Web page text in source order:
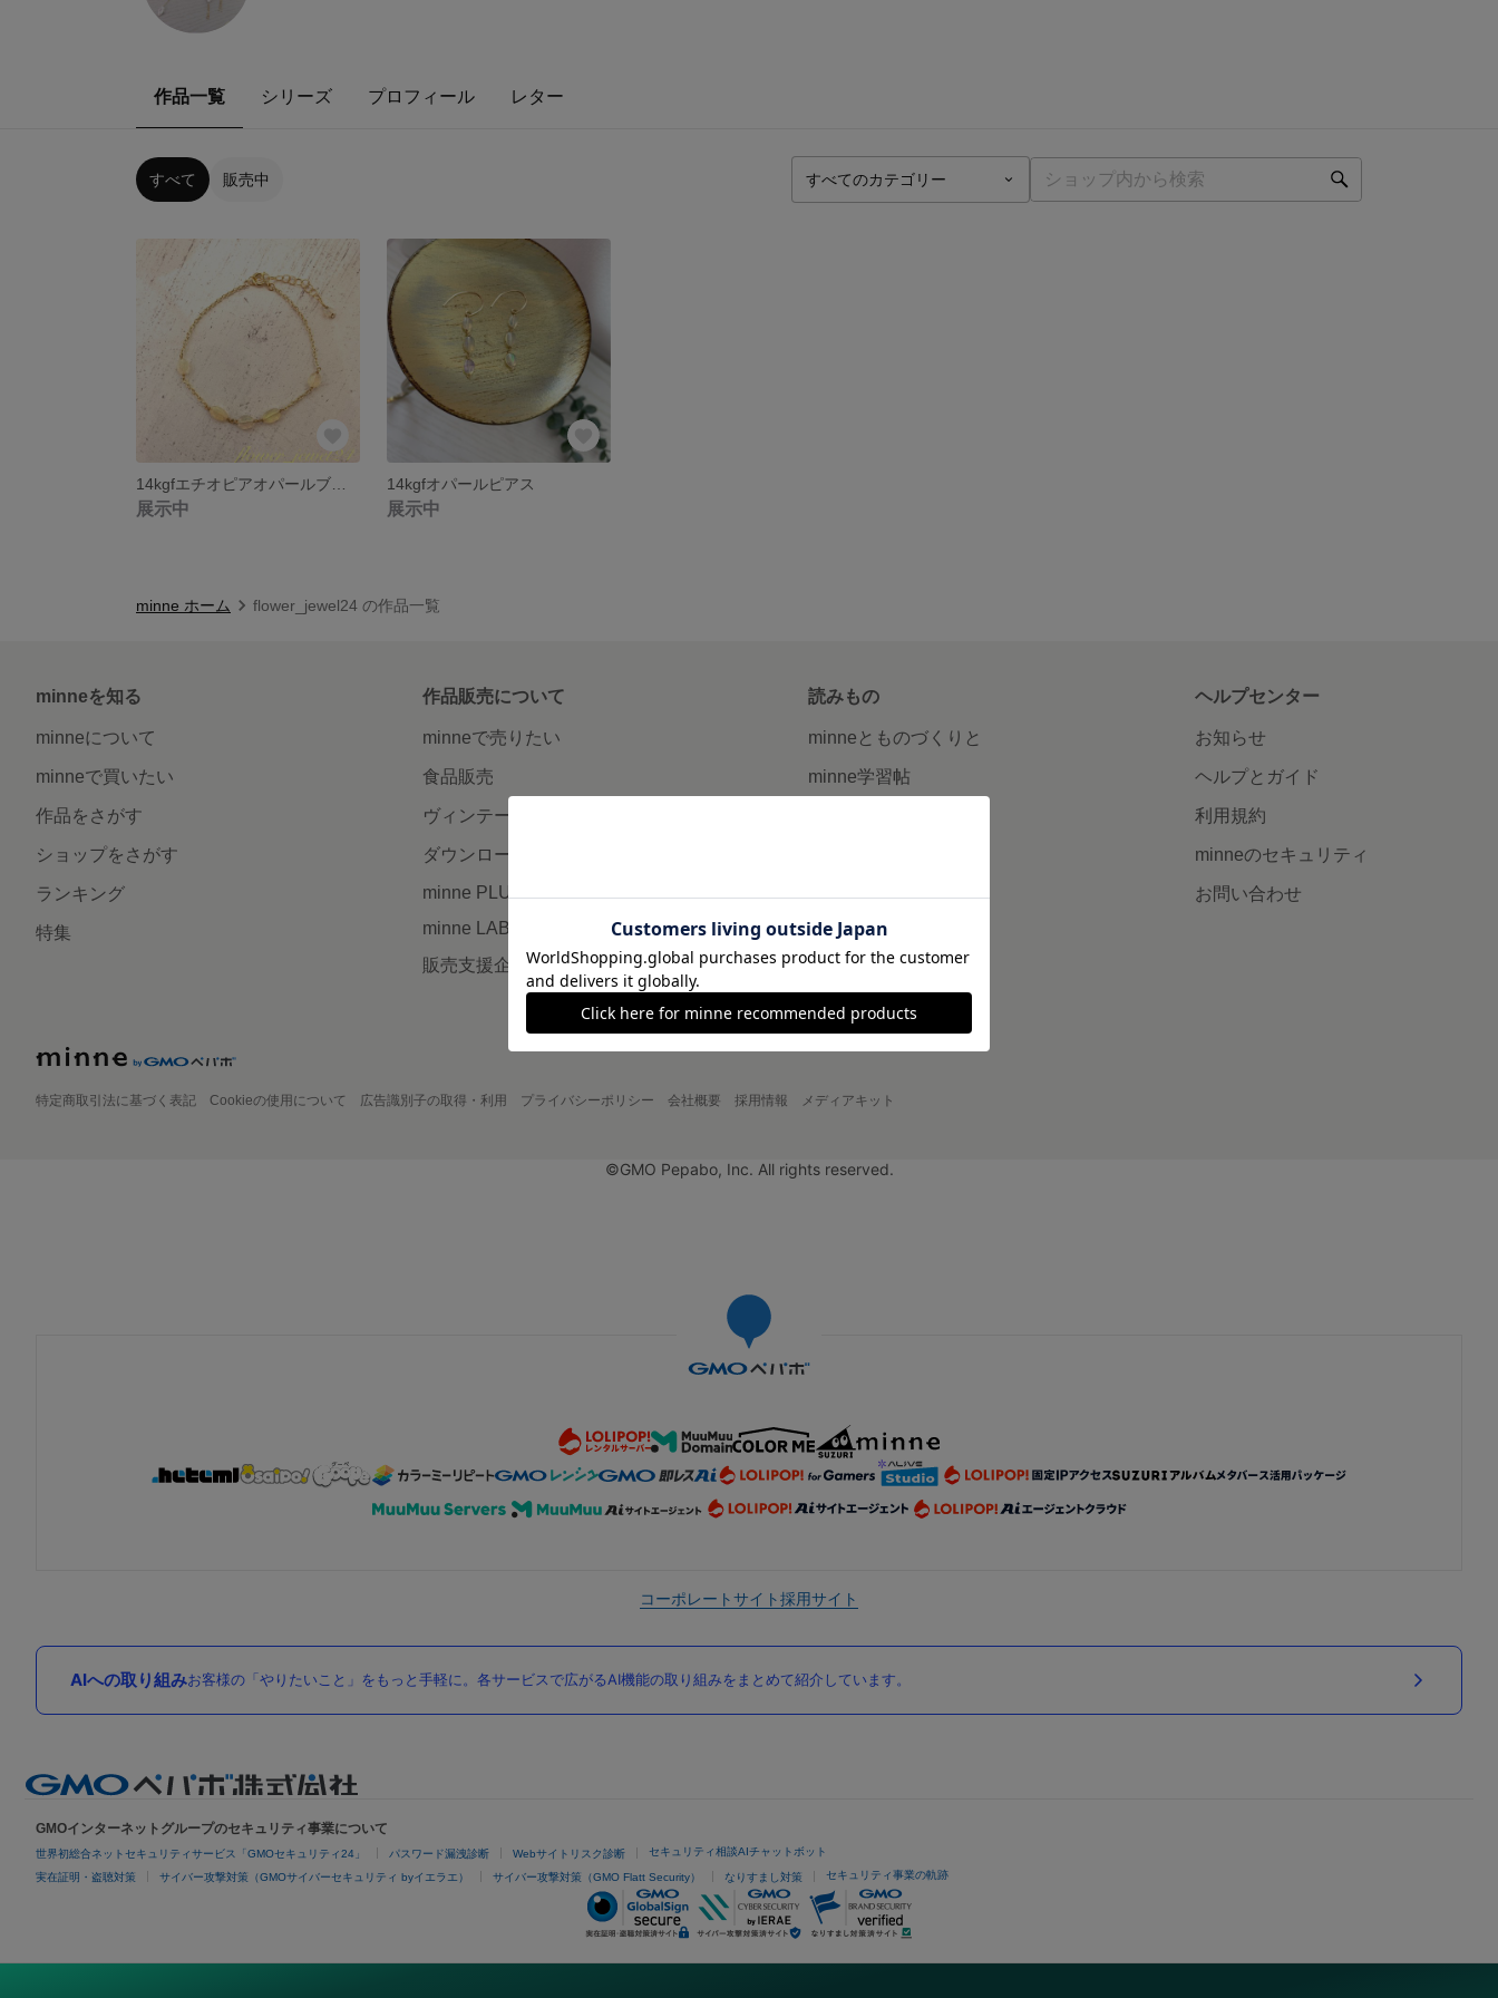
作品一覧 シリーズ プロフィール レター
すべて 販売中
展示中
14kgfオパールピアス
展示中
minne ホーム flower_jewel24 の作品一覧
minneを知る
minneについて
minneで買いたい
作品をさがす
ショップをさがす
ランキング
特集
作品販売について
minneで売りたい
食品販売
ヴィンテージ販売
ダウンロード販売
minne PLUS
minne LAB
販売支援企画・イベント
読みもの
minneとものづくりと
minne学習帖
広告出稿について
大口注文について
ヘルプセンター
お知らせ
ヘルプとガイド
利用規約
minneのセキュリティ
お問い合わせ
特定商取引法に基づく表記 Cookieの使用について 広告識別子の取得・利用 プライバシーポリシー 会社概要 採用情報 メディアキット
©GMO Pepabo, Inc. All rights reserved.
コーポレートサイト採用サイト
AIへの取り組みお客様の「やりたいこと」をもっと手軽に。各サービスで広がるAI機能の取り組みをまとめて紹介しています。
GMOインターネットグループのセキュリティ事業について
世界初総合ネットセキュリティサービス「GMOセキュリティ24」 パスワード漏洩診断 Webサイトリスク診断 セキュリティ相談AIチャットボット
実在証明・盗聴対策 サイバー攻撃対策（GMOサイバーセキュリティ byイエラエ） サイバー攻撃対策（GMO Flatt Security） なりすまし対策 セキュリティ事業の軌跡